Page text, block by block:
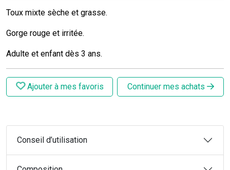
Toux mixte sèche et grasse.
Gorge rouge et irritée.
Adulte et enfant dès 3 ans.
Ajouter à mes favoris Continuer mes achats
Conseil d’utilisation